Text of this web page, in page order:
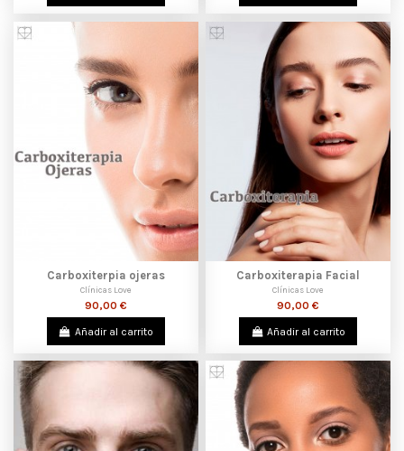
Carboxiterpia ojeras
Clínicas Love
90,00 €
Añadir al carrito
Carboxiterapia Facial
Clínicas Love
90,00 €
Añadir al carrito